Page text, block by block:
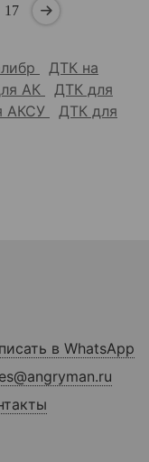
17
ДТК на
АК
ДТК для
АКСУ
ДТК для
в WhatsApp